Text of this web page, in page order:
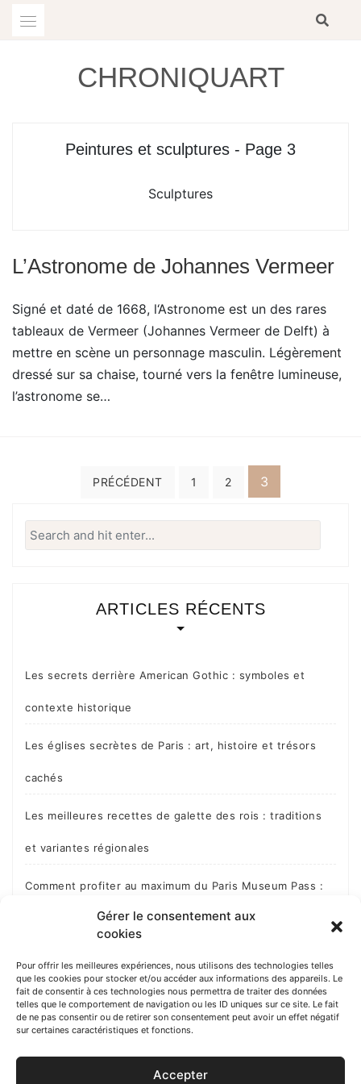
Gérer le consentement aux
cookies
Pour offrir les meilleures expériences, nous utilisons des technologies telles
que les cookies pour stocker et/ou accéder aux informations des appareils. Le
fait de consentir à ces technologies nous permettra de traiter des données
telles que le comportement de navigation ou les ID uniques sur ce site. Le fait
de ne pas consentir ou de retirer son consentement peut avoir un effet négatif
sur certaines caractéristiques et fonctions.
Accepter
CHRONIQUART
Peintures et sculptures - Page 3
Sculptures
L’Astronome de Johannes Vermeer
Signé et daté de 1668, l‘Astronome est un des rares
tableaux de Vermeer (Johannes Vermeer de Delft) à
mettre en scène un personnage masculin. Légèrement
dressé sur sa chaise, tourné vers la fenêtre lumineuse,
l’astronome se…
Pagination
publications
PRÉCÉDENT 1 2 3
Search
for:
ARTICLES RÉCENTS
Les secrets derrière American Gothic : symboles et
contexte historique
Les églises secrètes de Paris : art, histoire et trésors
cachés
Les meilleures recettes de galette des rois : traditions
et variantes régionales
Comment profiter au maximum du Paris Museum Pass :
vous ne savez pas